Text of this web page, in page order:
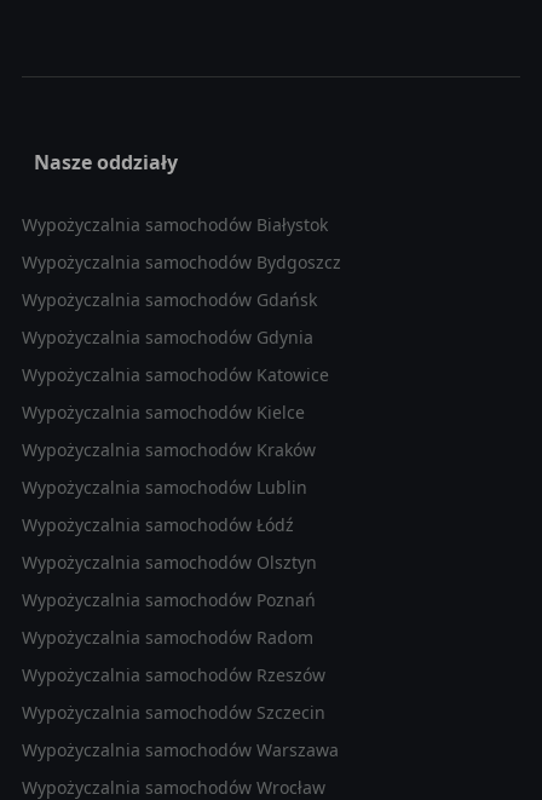
Nasze oddziały
Wypożyczalnia samochodów Białystok
Wypożyczalnia samochodów Bydgoszcz
Wypożyczalnia samochodów Gdańsk
Wypożyczalnia samochodów Gdynia
Wypożyczalnia samochodów Katowice
Wypożyczalnia samochodów Kielce
Wypożyczalnia samochodów Kraków
Wypożyczalnia samochodów Lublin
Wypożyczalnia samochodów Łódź
Wypożyczalnia samochodów Olsztyn
Wypożyczalnia samochodów Poznań
Wypożyczalnia samochodów Radom
Wypożyczalnia samochodów Rzeszów
Wypożyczalnia samochodów Szczecin
Wypożyczalnia samochodów Warszawa
Wypożyczalnia samochodów Wrocław